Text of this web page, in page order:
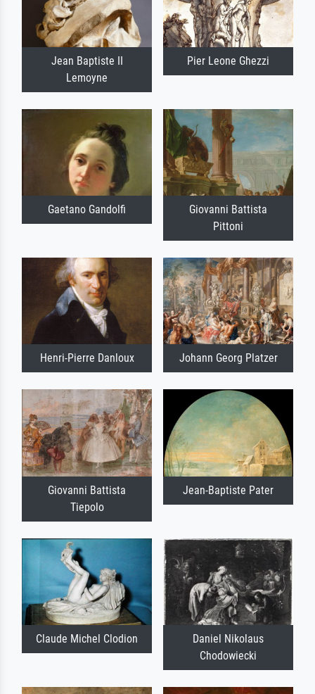
Jean Baptiste II
Lemoyne
Pier Leone Ghezzi
Gaetano Gandolfi
Giovanni Battista
Pittoni
Henri-Pierre Danloux Johann Georg Platzer
Giovanni Battista
Tiepolo
Jean-Baptiste Pater
Claude Michel Clodion
Daniel Nikolaus
Chodowiecki